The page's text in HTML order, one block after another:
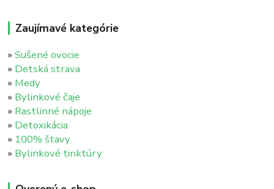
Zaujímavé kategórie
»Sušené ovocie
» Detská strava
» Medy
» Bylinkové čaje
» Rastlinné nápoje
» Detoxikácia
» 100% štavy
» Bylinkové tinktúry